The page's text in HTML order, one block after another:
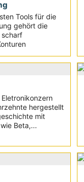
Tools für die
gehört die
scharf
hergestellt
mit
Beta,...